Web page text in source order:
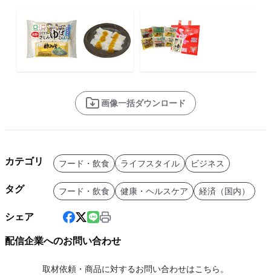
画像一括ダウンロード
カテゴリ フード・飲食 ライフスタイル ビジネス
タグ フード・飲食 健康・ヘルスケア 経済（国内）
シェア
配信企業へのお問い合わせ
取材依頼・商品に対するお問い合わせはこちら。